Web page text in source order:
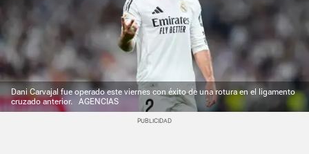
Dani Carvajal fue operado este viernes con éxito de una rotura en el ligamento
cruzado anterior.
AGENCIAS